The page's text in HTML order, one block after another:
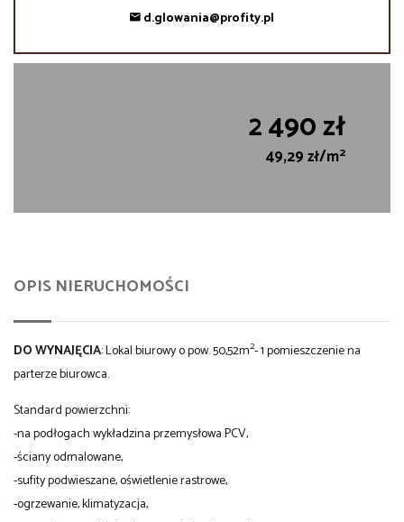
d.glowania@profity.pl
2 490 zł
49,29 zł/m2
OPIS NIERUCHOMOŚCI
DO WYNAJĘCIA: Lokal biurowy o pow. 50,52m2- 1 pomieszczenie na
parterze biurowca.
Standard powierzchni:
-na podłogach wykładzina przemysłowa PCV,
-ściany odmalowane,
-sufity podwieszane, oświetlenie rastrowe,
-ogrzewanie, klimatyzacja,